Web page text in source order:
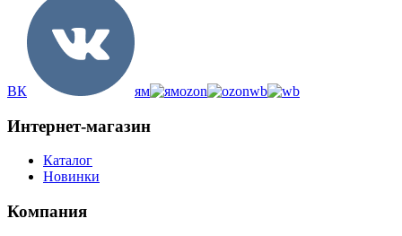
ВК ям ozon wb
Интернет-магазин
Каталог
Новинки
Компания